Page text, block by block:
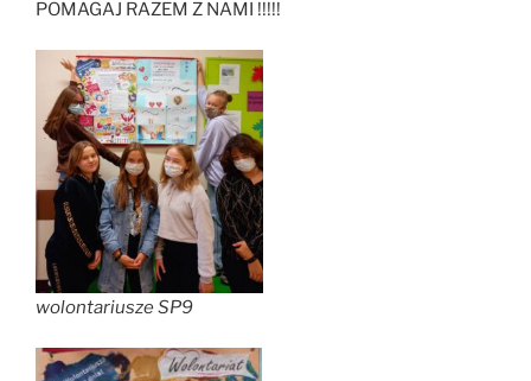
POMAGAJ RAZEM Z NAMI !!!!!
wolontariusze SP9